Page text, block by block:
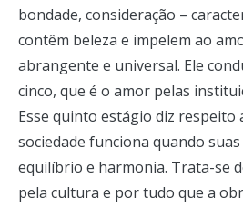
bondade, consideração –
contêm beleza e impelem ao
abrangente e universal. Ele
cinco, que é o amor pelas
Esse quinto estágio diz respeito
sociedade funciona quando
equilíbrio e harmonia. Trata-se
pela cultura e por tudo que a